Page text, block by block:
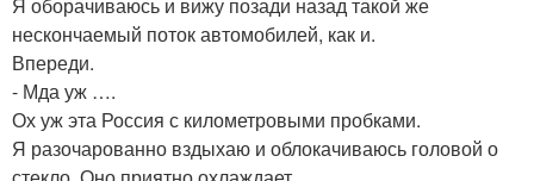
Я оборачиваюсь и вижу позади назад такой же
нескончаемый поток автомобилей, как и.
Впереди.
- Мда уж ….
Ох уж эта Россия с километровыми пробками.
Я разочарованно вздыхаю и облокачиваюсь головой о